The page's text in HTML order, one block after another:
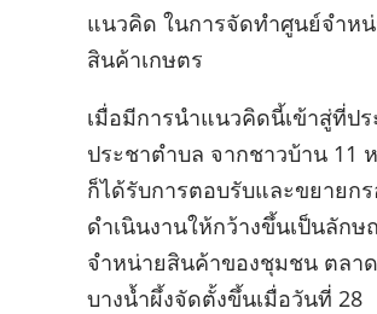
แนวคิด ในการจัดทำศูนย์จำห
สินค้าเกษตร
เมื่อมีการนำแนวคิดนี้เข้าสู่ที่ป
ประชาตำบล จากชาวบ้าน 11
ก็ได้รับการตอบรับและขยายก
ดำเนินงานให้กว้างขึ้นเป็นลัก
จำหน่ายสินค้าของชุมชน ตลา
บางน้ำผึ้งจัดตั้งขึ้นเมื่อวันที่ 28